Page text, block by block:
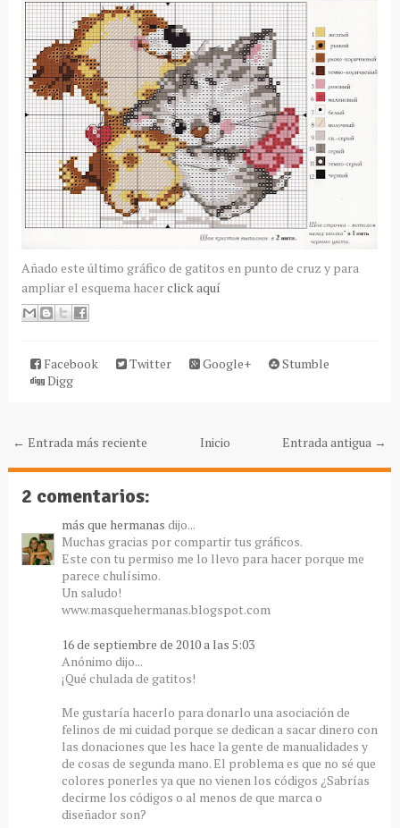
Añado este último gráfico de gatitos en punto de cruz y para
ampliar el esquema hacerclick aquí
Facebook Twitter Google+
Stumble
Digg
← Entrada más reciente Entrada antigua →
Inicio
2 comentarios:
más que hermanas dijo...
Muchas gracias por compartir tus gráficos.
Este con tu permiso me lo llevo para hacer porque me
parece chulísimo.
Un saludo!
www.masquehermanas.blogspot.com
16 de septiembre de 2010 a las 5:03
Anónimo dijo...
¡Qué chulada de gatitos!
Me gustaría hacerlo para donarlo una asociación de
felinos de mi cuidad porque se dedican a sacar dinero con
las donaciones que les hace la gente de manualidades y
de cosas de segunda mano. El problema es que no sé que
colores ponerles ya que no vienen los códigos ¿Sabrías
decirme los códigos o al menos de que marca o
diseñador son?